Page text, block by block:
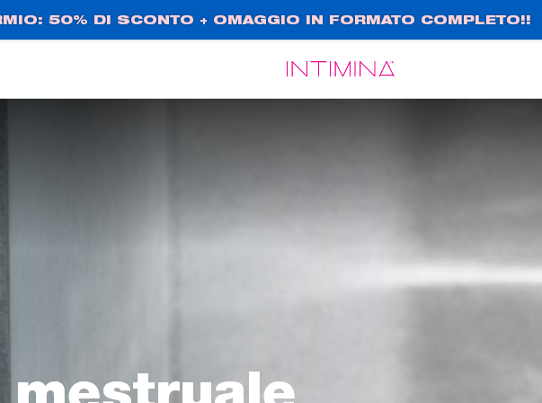
50% DI SCONTO + OMAGGIO IN FORMATO COMPLETO!!